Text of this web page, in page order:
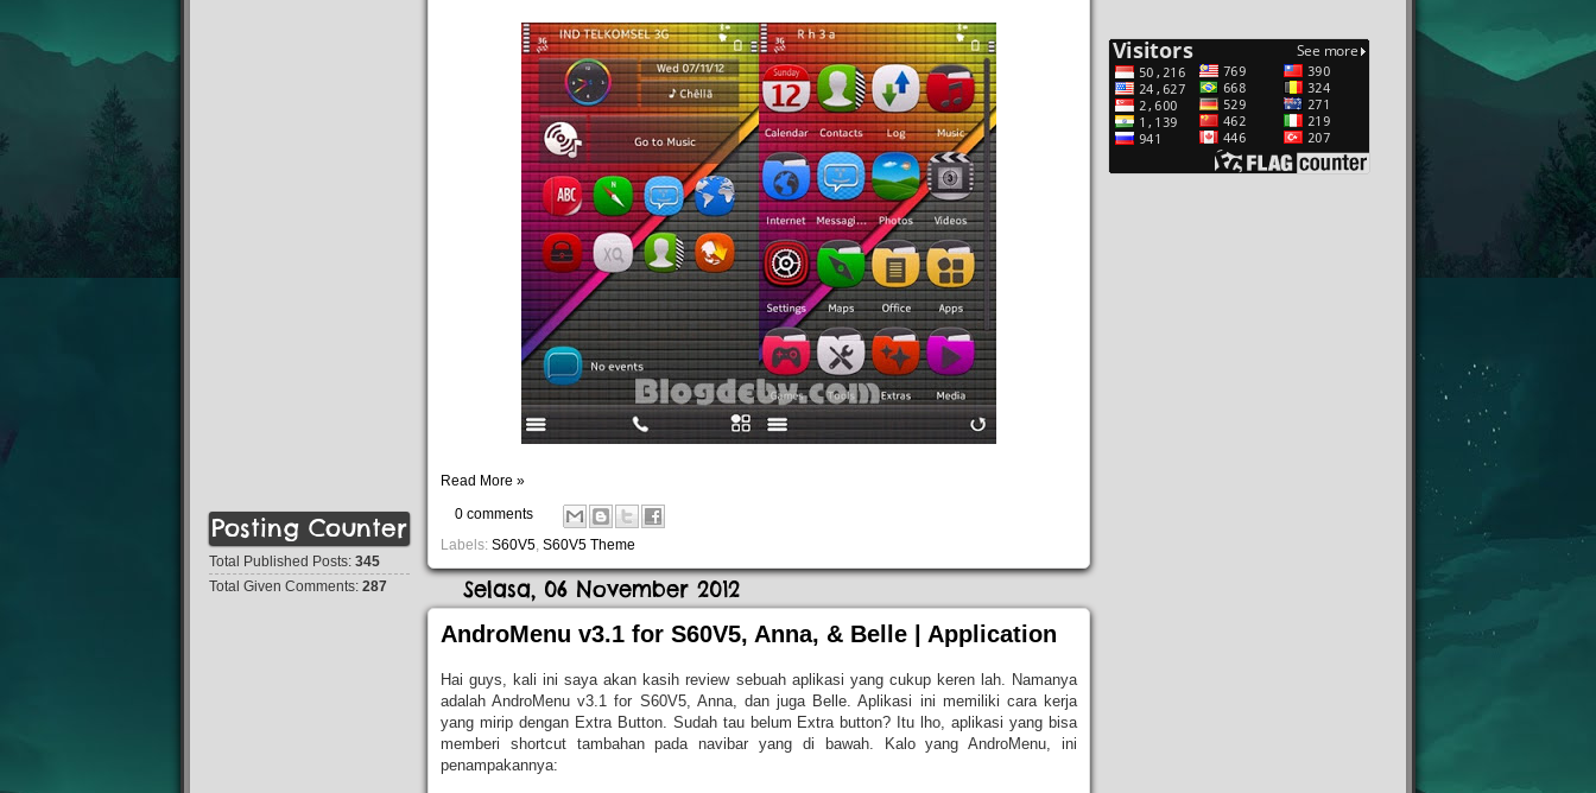
Read More »
0 comments
Labels: S60V5 S60V5 Theme
Selasa, 06 November 2012
AndroMenu v3.1 for S60V5, Anna, & Belle | Application
Hai guys, kali ini saya akan kasih review sebuah aplikasi yang cukup keren lah. Namanya
adalah AndroMenu v3.1 for S60V5, Anna, dan juga Belle. Aplikasi ini memiliki cara kerja
yang mirip dengan Extra Button. Sudah tau belum Extra button? Itu lho, aplikasi yang bisa
memberi shortcut tambahan pada navibar yang di bawah. Kalo yang AndroMenu, ini
penampakannya:
Posting Counter
Total Published Posts: 345
Total Given Comments: 287